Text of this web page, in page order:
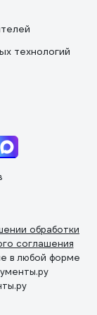
технологий
обработки
соглашения
в любой форме